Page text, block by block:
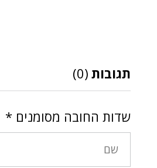
תגובות (0)
שדות החובה מסומנים *